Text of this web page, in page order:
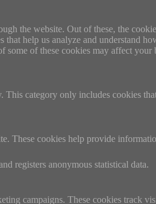
the website. Out of these, the
help us analyze and understand
of these cookies may affect your
category only includes cookies
These cookies help provide
registers anonymous statistical data.
campaigns. These cookies track